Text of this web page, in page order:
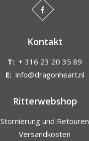
Kontakt
T: + 316 23 20 35 89
E: info@dragonheart.nl
Ritterwebshop
Stornierung und Retouren
Versandkosten